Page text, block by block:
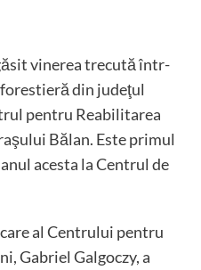
vinerea trecută într-
din judeţul
pentru Reabilitarea
Bălan. Este primul
acesta la Centrul de
al Centrului pentru
Gabriel Galgoczy, a